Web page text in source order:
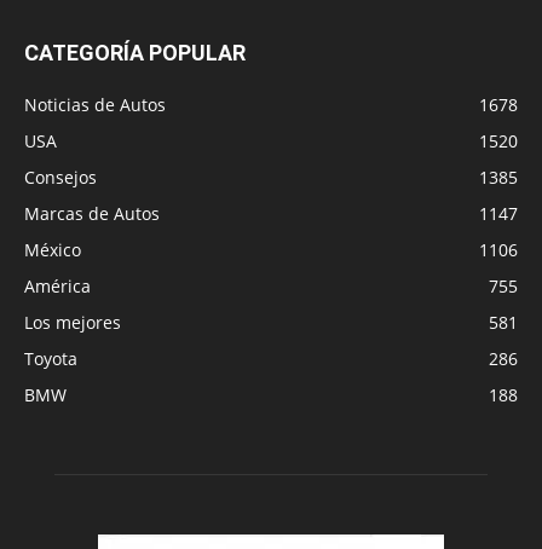
CATEGORÍA POPULAR
Noticias de Autos
1678
USA
1520
Consejos
1385
Marcas de Autos
1147
México
1106
América
755
Los mejores
581
Toyota
286
BMW
188